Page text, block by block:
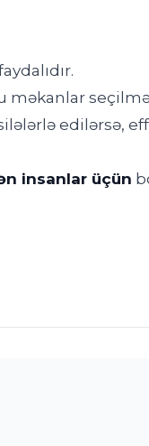
məkanlar
edilərsə,
insanlar üçün